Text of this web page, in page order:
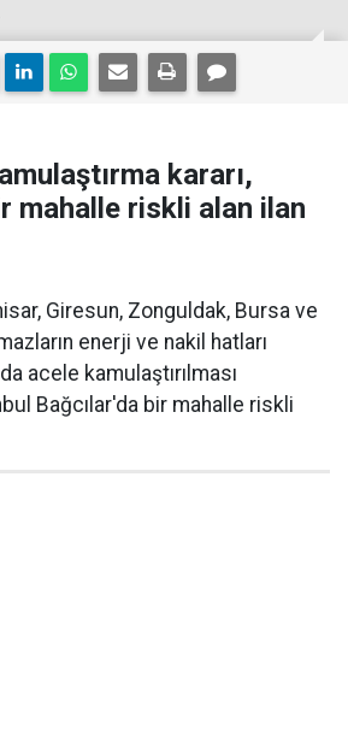
kararı,
mahalle riskli alan ilan
Giresun, Zonguldak, Bursa ve
enerji ve nakil hatları
acele kamulaştırılması
Bağcılar'da bir mahalle riskli